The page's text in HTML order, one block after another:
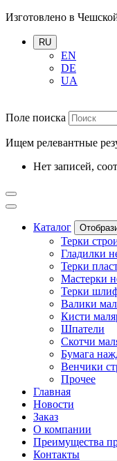
Изготовлено в
RU
EN
DE
UA
Поле поиска
Ищем релевантные
Нет записей,
Каталог
Терки
Гладилки
Терки
Мастерки
Терки
Валики
Кисти
Шпатели
Скотчи
Бумага
Венчики
Прочее
Главная
Новости
Заказ
О компании
Преимущества
Контакты